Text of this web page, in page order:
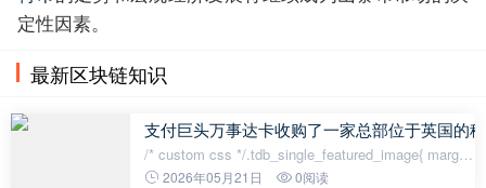
定性因素。
最新区块链知识
支付巨头万事达卡收购了一家总部位于英国的
/* custom css */.tdb_single_featured_image{ margin-
bottom: 26px; }.tdb_single_featured_image.tdb-sfi-
2026年05月21日 0阅读